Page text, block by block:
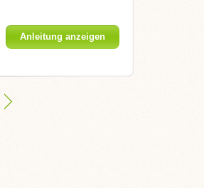
Anleitung anzeigen